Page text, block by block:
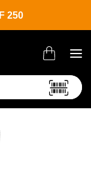
250